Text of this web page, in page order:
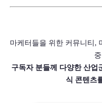
마케터들을 위한 커뮤니티,
구독자 분들께 다양한 산업
식 콘텐츠